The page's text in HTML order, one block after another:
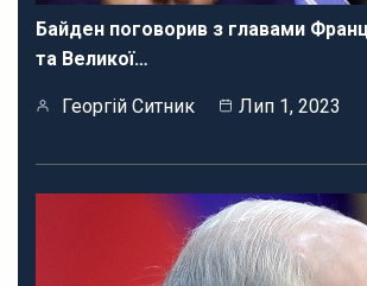
Байден поговорив з главами
та Великої…
Георгій Ситник Лип 1, 2023